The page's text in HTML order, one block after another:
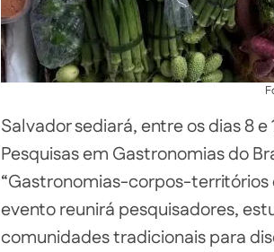
Salvador sediará, entre os dias 8
Pesquisas em Gastronomias do
“Gastronomias-corpos-territórios
evento reunirá pesquisadores,
comunidades tradicionais para